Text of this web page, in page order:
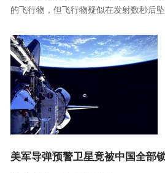
的飞行物，但飞行物疑似在发射数秒后
美军导弹预警卫星竟被中国全部